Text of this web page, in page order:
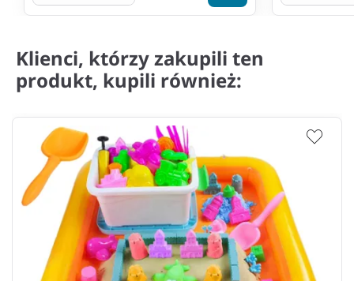
Klienci, którzy zakupili ten
produkt, kupili również: